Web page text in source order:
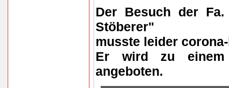
Der Besuch der
Stöberer"
musste leider
Er wird zu einem
angeboten.